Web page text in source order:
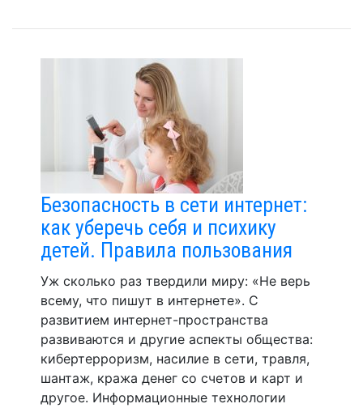
Безопасность в сети интернет:
как уберечь себя и психику
детей. Правила пользования
Уж сколько раз твердили миру: «Не верь
всему, что пишут в интернете». С
развитием интернет-пространства
развиваются и другие аспекты общества:
кибертерроризм, насилие в сети, травля,
шантаж, кража денег со счетов и карт и
другое. Информационные технологии